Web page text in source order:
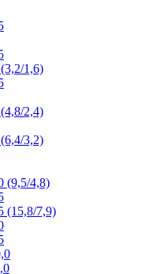
1,6)
2,4)
3,2)
(9,5/4,8)
(15,8/7,9)